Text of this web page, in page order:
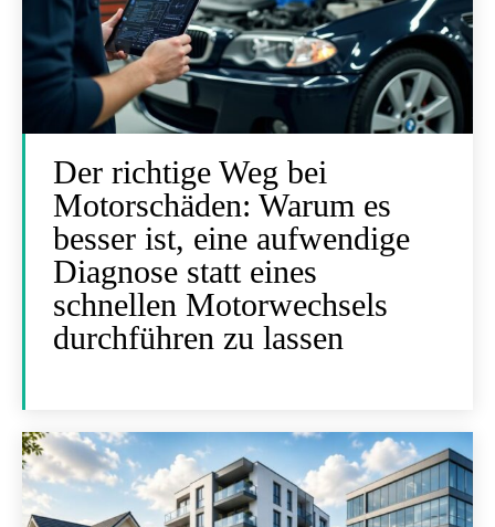
Der richtige Weg bei
Motorschäden: Warum es
besser ist, eine aufwendige
Diagnose statt eines
schnellen Motorwechsels
durchführen zu lassen